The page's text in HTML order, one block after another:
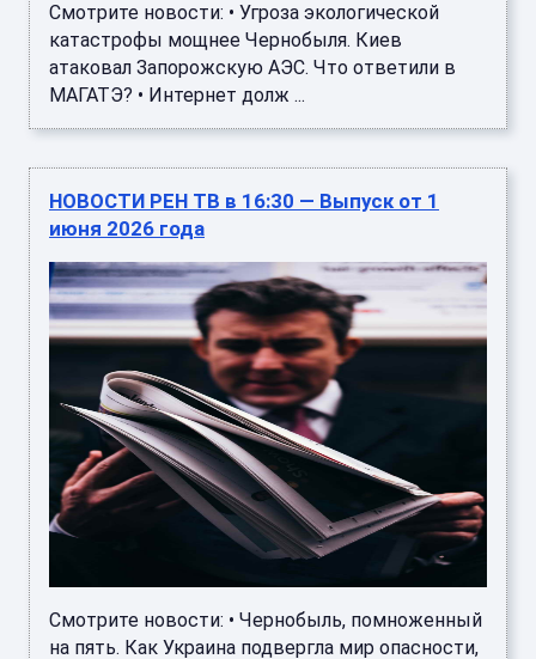
Смотрите новости: • Угроза экологической
катастрофы мощнее Чернобыля. Киев
атаковал Запорожскую АЭС. Что ответили в
МАГАТЭ? • Интернет долж ...
НОВОСТИ РЕН ТВ в 16:30 — Выпуск от 1
июня 2026 года
Смотрите новости: • Чернобыль, помноженный
на пять. Как Украина подвергла мир опасности,